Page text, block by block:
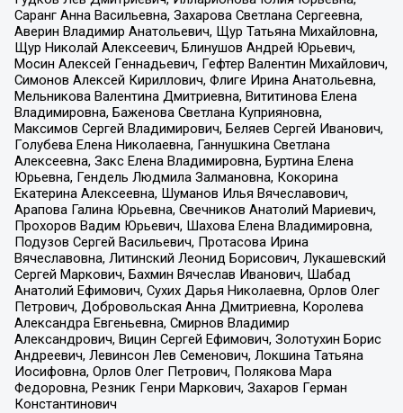
Саранг Анна Васильевна, Захарова Светлана Сергеевна,
Аверин Владимир Анатольевич, Щур Татьяна Михайловна,
Щур Николай Алексеевич, Блинушов Андрей Юрьевич,
Мосин Алексей Геннадьевич, Гефтер Валентин Михайлович,
Симонов Алексей Кириллович, Флиге Ирина Анатольевна,
Мельникова Валентина Дмитриевна, Вититинова Елена
Владимировна, Баженова Светлана Куприяновна,
Максимов Сергей Владимирович, Беляев Сергей Иванович,
Голубева Елена Николаевна, Ганнушкина Светлана
Алексеевна, Закс Елена Владимировна, Буртина Елена
Юрьевна, Гендель Людмила Залмановна, Кокорина
Екатерина Алексеевна, Шуманов Илья Вячеславович,
Арапова Галина Юрьевна, Свечников Анатолий Мариевич,
Прохоров Вадим Юрьевич, Шахова Елена Владимировна,
Подузов Сергей Васильевич, Протасова Ирина
Вячеславовна, Литинский Леонид Борисович, Лукашевский
Сергей Маркович, Бахмин Вячеслав Иванович, Шабад
Анатолий Ефимович, Сухих Дарья Николаевна, Орлов Олег
Петрович, Добровольская Анна Дмитриевна, Королева
Александра Евгеньевна, Смирнов Владимир
Александрович, Вицин Сергей Ефимович, Золотухин Борис
Андреевич, Левинсон Лев Семенович, Локшина Татьяна
Иосифовна, Орлов Олег Петрович, Полякова Мара
Федоровна, Резник Генри Маркович, Захаров Герман
Константинович